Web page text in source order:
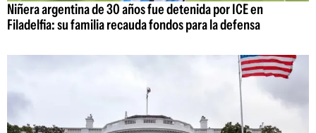
Niñera argentina de 30 años fue detenida por ICE en
Filadelfia: su familia recauda fondos para la defensa